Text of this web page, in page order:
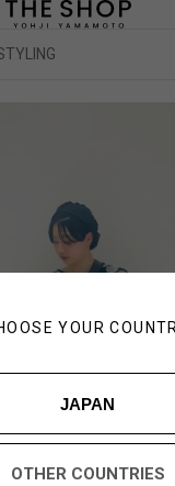
YOUR
JAPAN
OTHER COUNTRIES